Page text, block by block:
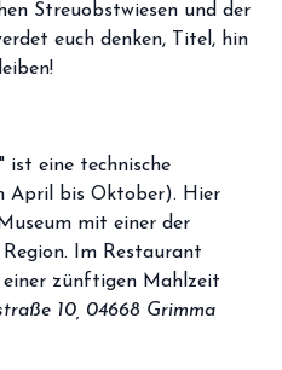
Streuobstwiesen und der
euch denken, Titel, hin
ist eine technische
April bis Oktober). Hier
mit einer der
Im Restaurant
zünftigen Mahlzeit
10, 04668 Grimma